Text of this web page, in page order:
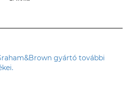
gyártó további